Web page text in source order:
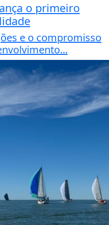
o primeiro
e o compromisso